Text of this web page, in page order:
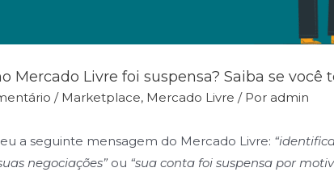
Mercado Livre foi suspensa? Saiba se
/ Marketplace, Mercado Livre / Por admin
a seguinte mensagem do Mercado Livre:
negociações” ou “sua conta foi suspensa por